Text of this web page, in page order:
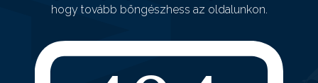
hogy tovább böngészhess az oldalunkon.